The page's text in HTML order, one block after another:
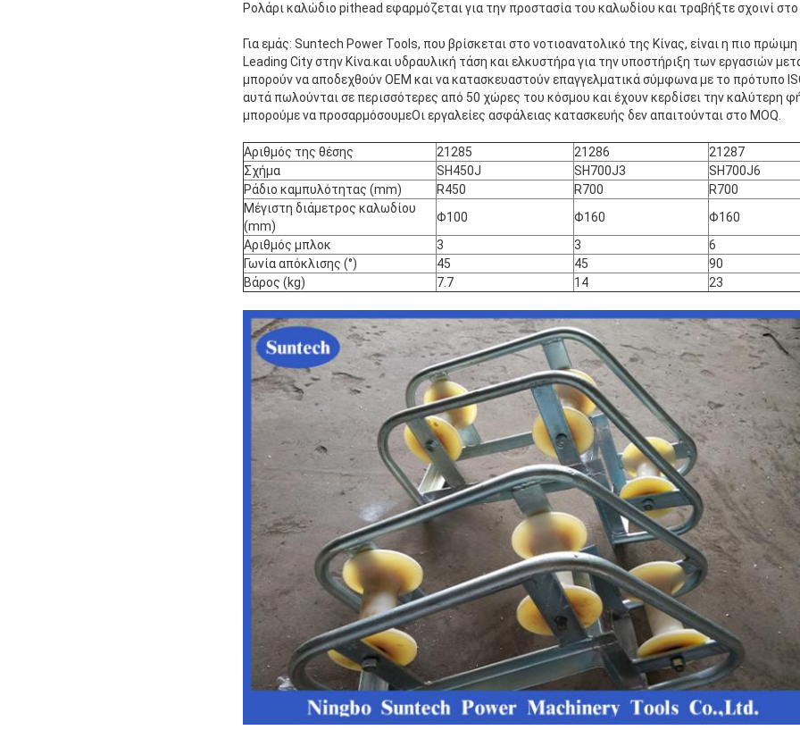
Ρολάρι καλώδιο pithead εφαρμόζεται για την προστασία του καλωδίου και τραβήξτε σχοινί
Για εμάς: Suntech Power Tools, που βρίσκεται στο νοτιοανατολικό της Κίνας, είναι η πιο
Leading City στην Κίνα.και υδραυλική τάση και ελκυστήρα για την υποστήριξη των εργασιών
μπορούν να αποδεχθούν OEM και να κατασκευαστούν επαγγελματικά σύμφωνα με το πρότυπο
αυτά πωλούνται σε περισσότερες από 50 χώρες του κόσμου και έχουν κερδίσει την καλύτερη
μπορούμε να προσαρμόσουμεΟι εργαλείες ασφάλειας κατασκευής δεν απαιτούνται στο MOQ.
Αριθμός της θέσης 21285 21286
21287
Σχήμα
SH450J SH700J3
SH700J6
Ράδιο καμπυλότητας (mm)
R450 R700
R700
Μέγιστη διάμετρος καλωδίου
(mm)
Φ100 Φ160
Φ160
Αριθμός μπλοκ
3 3
6
Γωνία απόκλισης (°)
45 45
90
Βάρος (kg)
7.7 14 23